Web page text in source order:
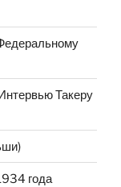
Такеру
года